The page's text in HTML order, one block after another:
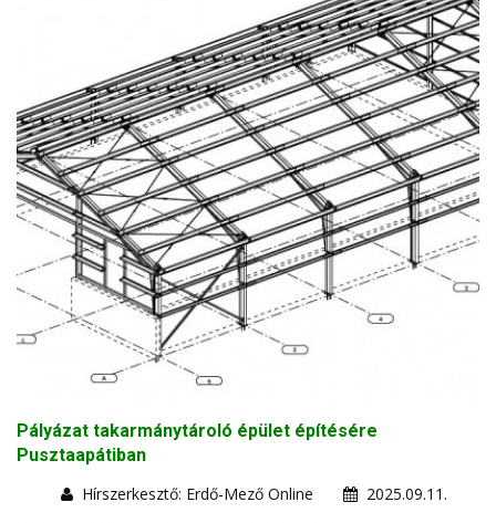
Pályázat takarmánytároló épület építésére
Pusztaapátiban
Hírszerkesztő: Erdő-Mező Online
2025.09.11.